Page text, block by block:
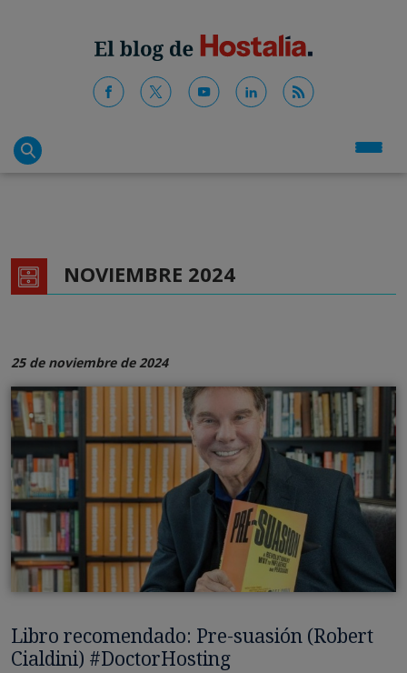
NOVIEMBRE 2024
25 de noviembre de 2024
Libro recomendado: Pre-suasión (Robert
Cialdini) #DoctorHosting